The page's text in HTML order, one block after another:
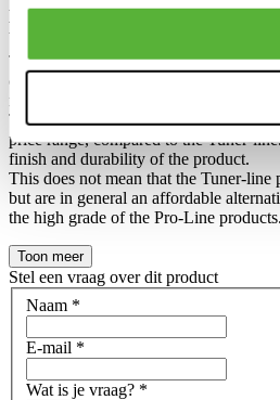
Difference between ''Pro-Line'' and
products?
The difference between an Tuner-line
created, so we can make 2 different
range.
The Pro-Line is in general a slightly
price range, compared to the Tuner-
finish and durability of the product.
This does not mean that the Tuner-line
but are in general an affordable
the high grade of the Pro-Line products.
Toon meer
Stel een vraag over dit product
Naam *
E-mail *
Wat is je vraag? *